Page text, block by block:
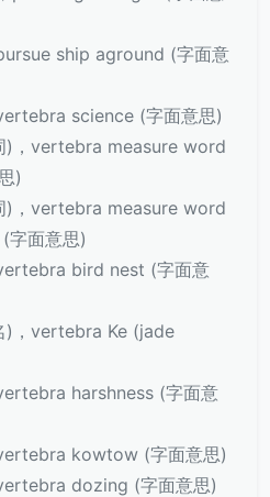
ship aground (字面意
science (字面意思)
)，vertebra measure word
)
)，vertebra measure word
面意思)
bird nest (字面意
)，vertebra Ke (jade
harshness (字面意
kowtow (字面意思)
dozing (字面意思)